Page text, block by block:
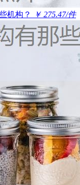
机构？ ￥ 275.47/件